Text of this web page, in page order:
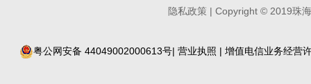
隐私政策 | Copyright ©2019珠海
粤公网安备 44049002000613号| 营业执照 | 增值电信业务经营